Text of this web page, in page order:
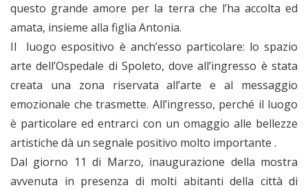
questo grande amore per la terra che l’ha accolta ed
amata, insieme alla figlia Antonia.
Il luogo espositivo è anch’esso particolare: lo spazio
arte dell’Ospedale di Spoleto, dove all’ingresso è stata
creata una zona riservata all’arte e al messaggio
emozionale che trasmette. All’ingresso, perché il luogo
è particolare ed entrarci con un omaggio alle bellezze
artistiche dà un segnale positivo molto importante .
Dal giorno 11 di Marzo, inaugurazione della mostra
avvenuta in presenza di molti abitanti della città di